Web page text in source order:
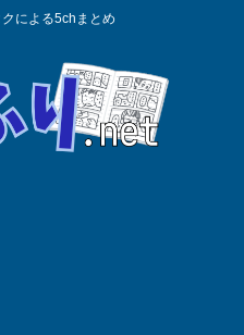
による5chまとめ